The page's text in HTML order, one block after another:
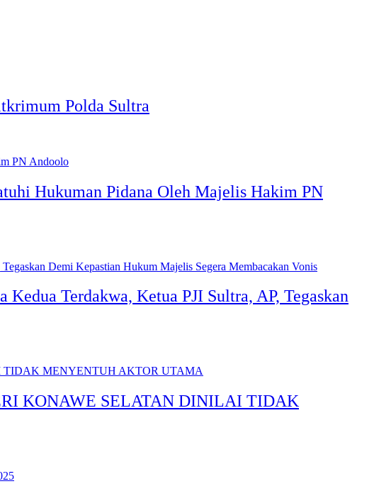
Polda Sultra
Hukuman Pidana Oleh Majelis Hakim PN
Terdakwa, Ketua PJI Sultra, AP, Tegaskan
KONAWE SELATAN DINILAI TIDAK